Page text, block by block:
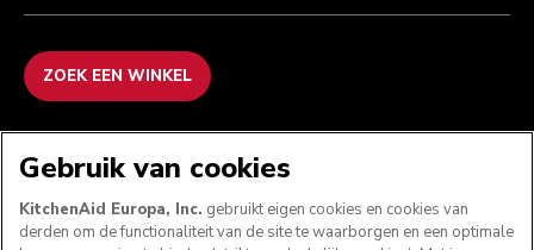
ZOEK EEN WINKEL
Gebruik van cookies
KitchenAid Europa, Inc. gebruikt eigen cookies en cookies van
derden om de functionaliteit van de site te waarborgen en een optimale